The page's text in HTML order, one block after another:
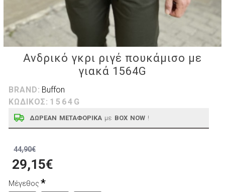
Ανδρικό γκρι ριγέ πουκάμισο με
γιακά 1564G
ΔΩΡΕΑΝ ΜΕΤΑΦΟΡΙΚΑ με BOX NOW !
BRAND: Buffon
ΚΩΔΙΚΟΣ: 1564G
29,15€
44,90€
Μέγεθος